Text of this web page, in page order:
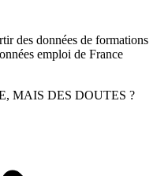
des données de formations
emploi de France
MAIS DES DOUTES ?